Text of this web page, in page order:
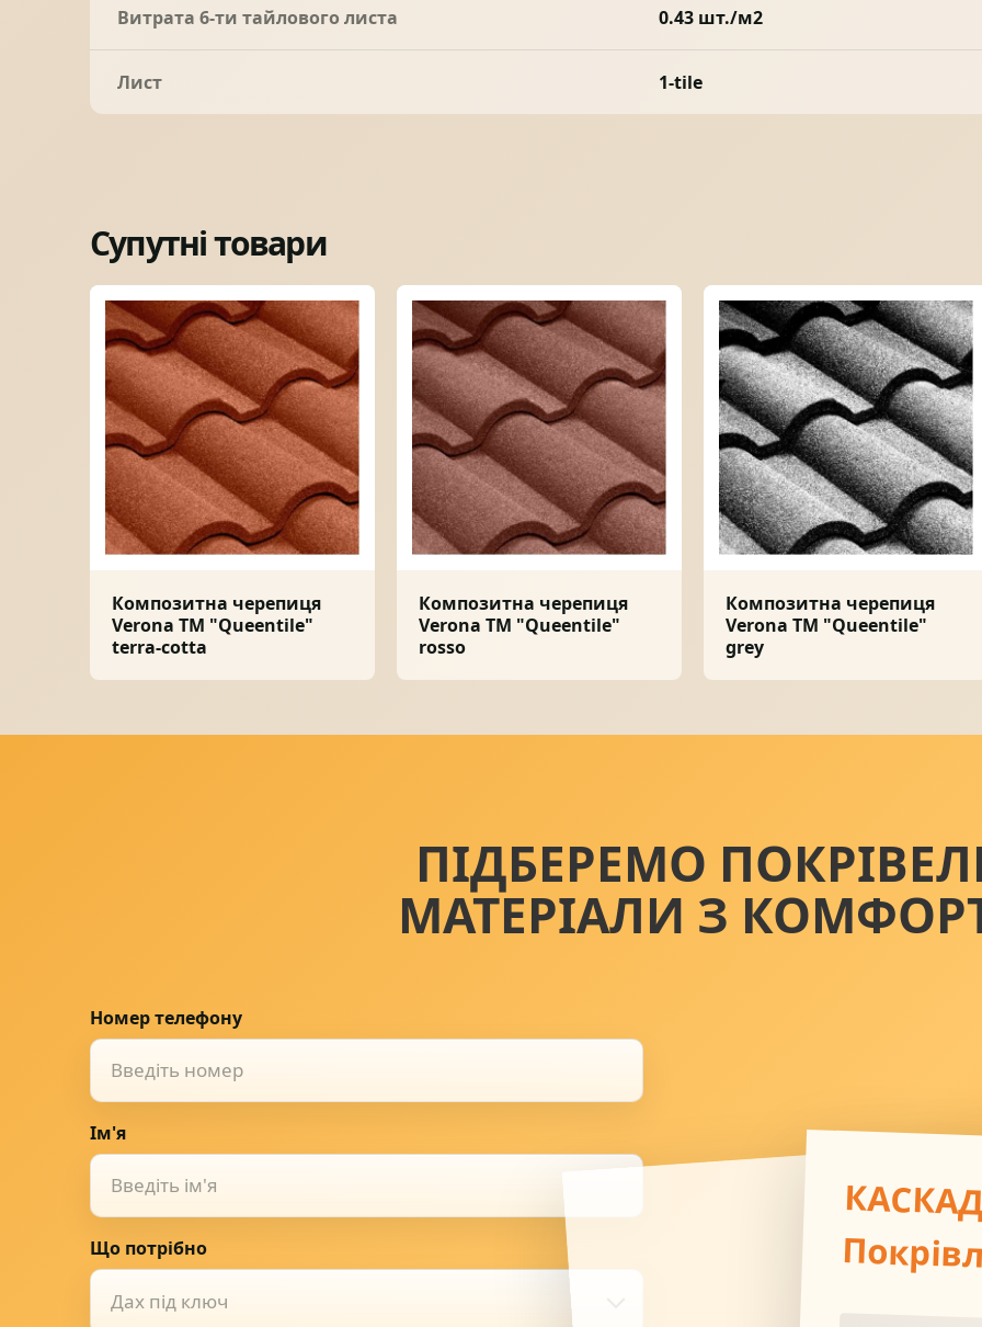
Витрата 6-ти тайлового листа 0.43 шт./м2
Лист 1-tile
Супутні товари
Композитна черепиця
Verona ТМ "Queentile"
terra-cotta
Композитна черепиця
Verona ТМ "Queentile"
rosso
Композитна черепиця
Verona ТМ "Queentile"
grey
ПІДБЕРЕМО
МАТЕРІАЛИ З
Номер телефону
Ім'я
Що потрібно
Дах під ключ